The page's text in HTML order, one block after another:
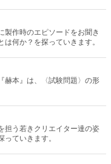
製作時のエピソードをお聞き
何か？を探っていきます。
赫本』は、〈試験問題〉の形
担う若きクリエイター達の姿
ていきます。